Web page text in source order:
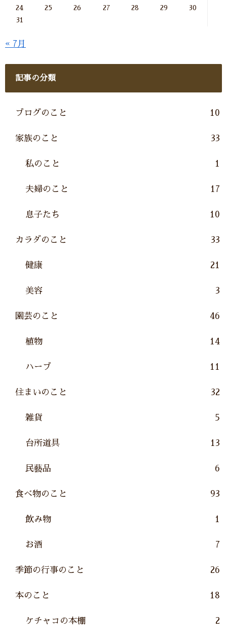
24
25 26 27 28 29
30
31
« 7月
記事の分類
ブログのこと 10
家族のこと 33
私のこと 1
夫婦のこと 17
息子たち 10
カラダのこと 33
健康 21
美容 3
園芸のこと 46
植物 14
ハーブ 11
住まいのこと 32
雑貨 5
台所道具 13
民藝品 6
食べ物のこと 93
飲み物 1
お酒 7
季節の行事のこと 26
本のこと 18
ケチャコの本棚 2